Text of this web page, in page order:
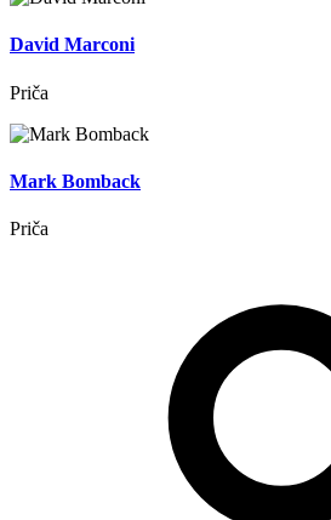
David Marconi
Priča
Mark Bomback
Priča